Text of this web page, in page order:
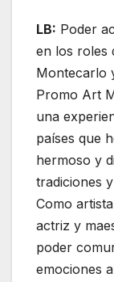
LB: Poder
en los roles
Montecarlo
Promo Art
una
países que
hermoso y
tradiciones
Como
actriz y
poder
emociones